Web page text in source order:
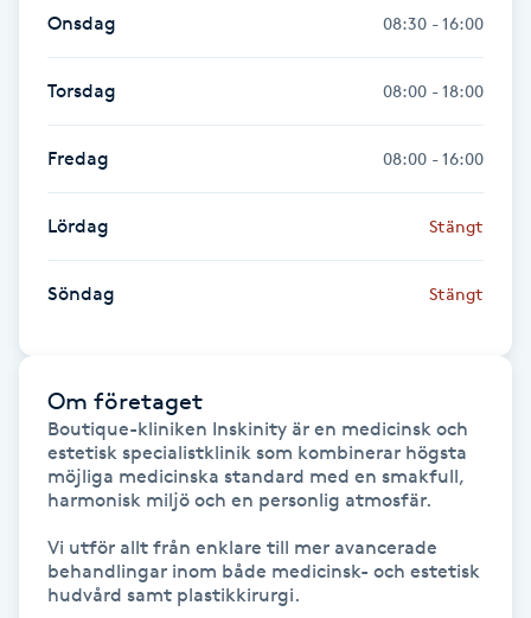
IPL hårborttagning
IR-massage
Katun fransar
Kemisk peeling
Keratinbehandling
Kinesiologi
Onsdag 08:30 - 16:00
Torsdag 08:00 - 18:00
Fredag 08:00 - 16:00
Lördag Stängt
Söndag Stängt
Om företaget
Boutique-kliniken Inskinity är en medicinsk och
estetisk specialistklinik som kombinerar högsta
möjliga medicinska standard med en smakfull,
harmonisk miljö och en personlig atmosfär.
Vi utför allt från enklare till mer avancerade
behandlingar inom både medicinsk- och estetisk
hudvård samt plastikkirurgi.